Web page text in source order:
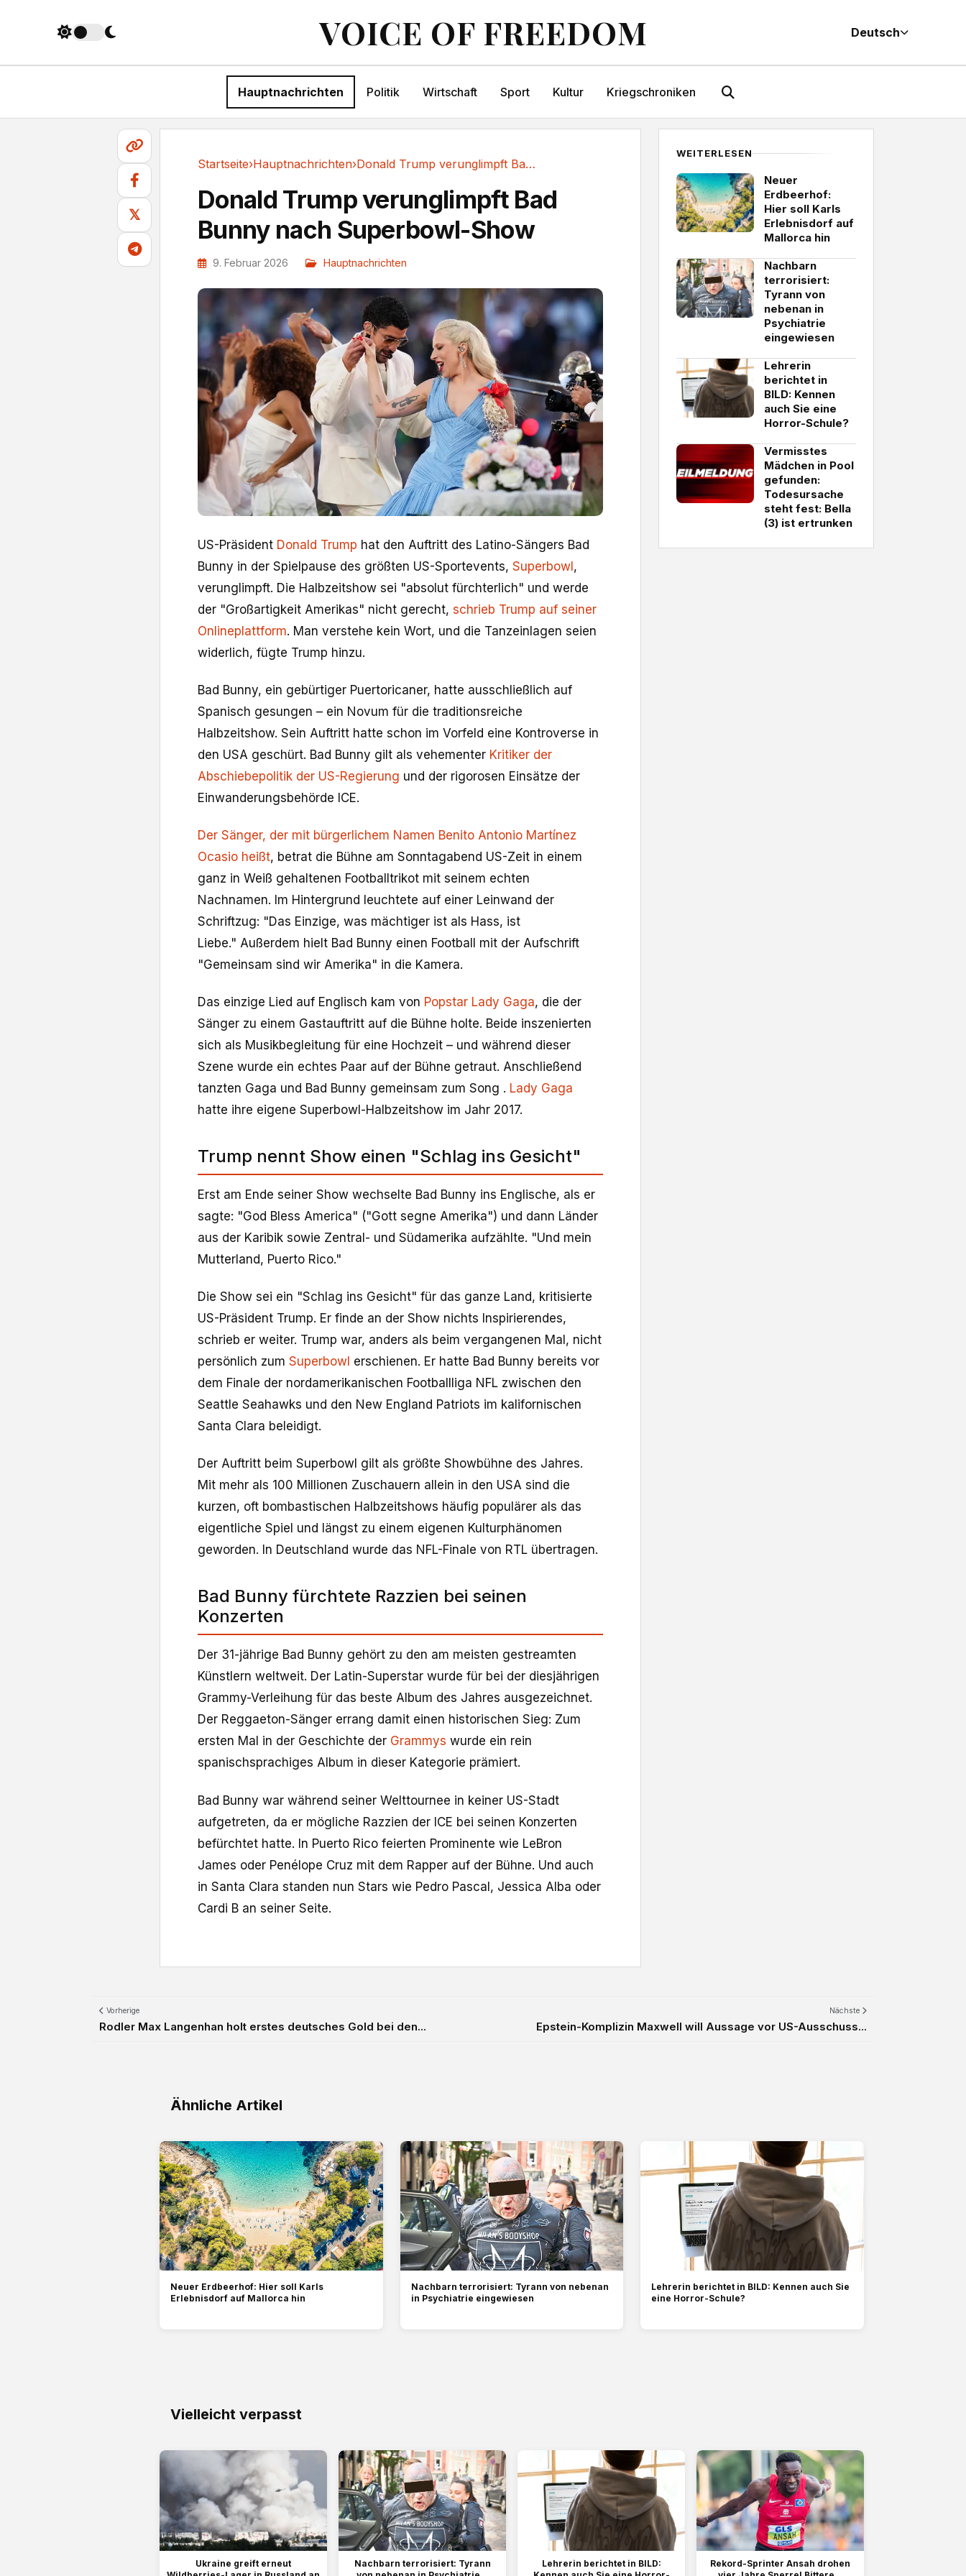
VOICE OF FREEDOM Deutsch
Hauptnachrichten Politik Wirtschaft Sport Kultur Kriegschroniken
𝕏
Startseite›Hauptnachrichten› Donald Trump verunglimpft Bad Bunny nach Superbowl-Show
Donald Trump verunglimpft Bad
Bunny nach Superbowl-Show
9. Februar 2026 Hauptnachrichten
US-Präsident Donald Trump hat den Auftritt des Latino-Sängers Bad
Bunny in der Spielpause des größten US-Sportevents, Superbowl,
verunglimpft. Die Halbzeitshow sei "absolut fürchterlich" und werde
der "Großartigkeit Amerikas" nicht gerecht, schrieb Trump auf seiner
Onlineplattform. Man verstehe kein Wort, und die Tanzeinlagen seien
widerlich, fügte Trump hinzu.
Bad Bunny, ein gebürtiger Puertoricaner, hatte ausschließlich auf
Spanisch gesungen – ein Novum für die traditionsreiche
Halbzeitshow. Sein Auftritt hatte schon im Vorfeld eine Kontroverse in
den USA geschürt. Bad Bunny gilt als vehementer Kritiker der
Abschiebepolitik der US-Regierung und der rigorosen Einsätze der
Einwanderungsbehörde ICE.
Der Sänger, der mit bürgerlichem Namen Benito Antonio Martínez
Ocasio heißt, betrat die Bühne am Sonntagabend US-Zeit in einem
ganz in Weiß gehaltenen Footballtrikot mit seinem echten
Nachnamen. Im Hintergrund leuchtete auf einer Leinwand der
Schriftzug: "Das Einzige, was mächtiger ist als Hass, ist
Liebe." Außerdem hielt Bad Bunny einen Football mit der Aufschrift
"Gemeinsam sind wir Amerika" in die Kamera.
Das einzige Lied auf Englisch kam von Popstar Lady Gaga, die der
Sänger zu einem Gastauftritt auf die Bühne holte. Beide inszenierten
sich als Musikbegleitung für eine Hochzeit – und während dieser
Szene wurde ein echtes Paar auf der Bühne getraut. Anschließend
tanzten Gaga und Bad Bunny gemeinsam zum Song . Lady Gaga
hatte ihre eigene Superbowl-Halbzeitshow im Jahr 2017.
Trump nennt Show einen "Schlag ins Gesicht"
Erst am Ende seiner Show wechselte Bad Bunny ins Englische, als er
sagte: "God Bless America" ("Gott segne Amerika") und dann Länder
aus der Karibik sowie Zentral- und Südamerika aufzählte. "Und mein
Mutterland, Puerto Rico."
Die Show sei ein "Schlag ins Gesicht" für das ganze Land, kritisierte
US-Präsident Trump. Er finde an der Show nichts Inspirierendes,
schrieb er weiter. Trump war, anders als beim vergangenen Mal, nicht
persönlich zum Superbowl erschienen. Er hatte Bad Bunny bereits vor
dem Finale der nordamerikanischen Footballliga NFL zwischen den
Seattle Seahawks und den New England Patriots im kalifornischen
Santa Clara beleidigt.
Der Auftritt beim Superbowl gilt als größte Showbühne des Jahres.
Mit mehr als 100 Millionen Zuschauern allein in den USA sind die
kurzen, oft bombastischen Halbzeitshows häufig populärer als das
eigentliche Spiel und längst zu einem eigenen Kulturphänomen
geworden. In Deutschland wurde das NFL-Finale von RTL übertragen.
Bad Bunny fürchtete Razzien bei seinen
Konzerten
Der 31-jährige Bad Bunny gehört zu den am meisten gestreamten
Künstlern weltweit. Der Latin-Superstar wurde für bei der diesjährigen
Grammy-Verleihung für das beste Album des Jahres ausgezeichnet.
Der Reggaeton-Sänger errang damit einen historischen Sieg: Zum
ersten Mal in der Geschichte der Grammys wurde ein rein
spanischsprachiges Album in dieser Kategorie prämiert.
Bad Bunny war während seiner Welttournee in keiner US-Stadt
aufgetreten, da er mögliche Razzien der ICE bei seinen Konzerten
befürchtet hatte. In Puerto Rico feierten Prominente wie LeBron
James oder Penélope Cruz mit dem Rapper auf der Bühne. Und auch
in Santa Clara standen nun Stars wie Pedro Pascal, Jessica Alba oder
Cardi B an seiner Seite.
WEITERLESEN
Neuer
Erdbeerhof:
Hier soll Karls
Erlebnisdorf auf
Mallorca hin
Nachbarn
terrorisiert:
Tyrann von
nebenan in
Psychiatrie
eingewiesen
Lehrerin
berichtet in
BILD: Kennen
auch Sie eine
Horror-Schule?
Vermisstes
Mädchen in Pool
gefunden:
Todesursache
steht fest: Bella
(3) ist ertrunken
Vorherige
Rodler Max Langenhan holt erstes deutsches Gold bei den...
Nächste
Epstein-Komplizin Maxwell will Aussage vor US-Ausschuss...
Ähnliche Artikel
Neuer Erdbeerhof: Hier soll Karls
Erlebnisdorf auf Mallorca hin
Nachbarn terrorisiert: Tyrann von nebenan
in Psychiatrie eingewiesen
Lehrerin berichtet in BILD: Kennen auch Sie
eine Horror-Schule?
Vielleicht verpasst
Ukraine greift erneut
Nachbarn terrorisiert: Tyrann
Lehrerin berichtet in BILD:
Rekord-Sprinter Ansah drohen